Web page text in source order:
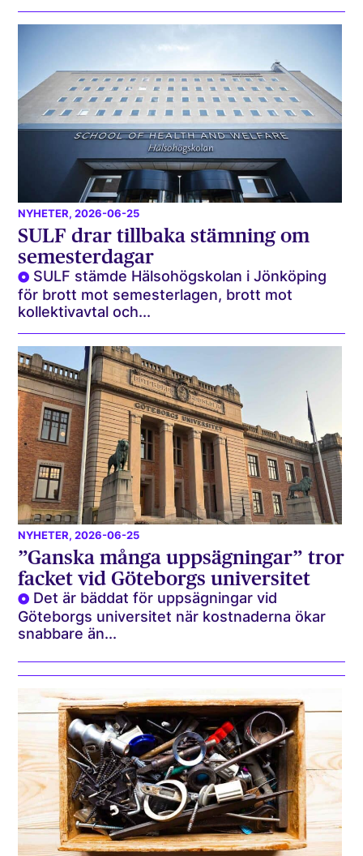
NYHETER, 2026-06-25
SULF drar tillbaka stämning om
semesterdagar
SULF stämde Hälsohögskolan i Jönköping
för brott mot semesterlagen, brott mot
kollektivavtal och...
NYHETER, 2026-06-25
”Ganska många uppsägningar” tror
facket vid Göteborgs universitet
Det är bäddat för uppsägningar vid
Göteborgs universitet när kostnaderna ökar
snabbare än...